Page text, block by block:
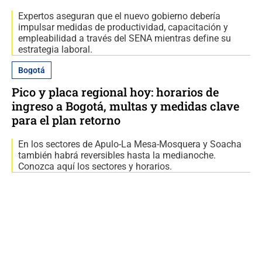
Expertos aseguran que el nuevo gobierno debería
impulsar medidas de productividad, capacitación y
empleabilidad a través del SENA mientras define su
estrategia laboral.
Bogotá
Pico y placa regional hoy: horarios de
ingreso a Bogotá, multas y medidas clave
para el plan retorno
En los sectores de Apulo-La Mesa-Mosquera y Soacha
también habrá reversibles hasta la medianoche.
Conozca aquí los sectores y horarios.